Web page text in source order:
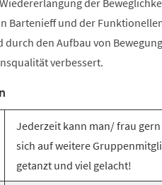
der
Bartenieff und der
den Aufbau von
verbessert.
Jederzeit kann man/ frau
sich auf weitere
getanzt und viel gelacht!